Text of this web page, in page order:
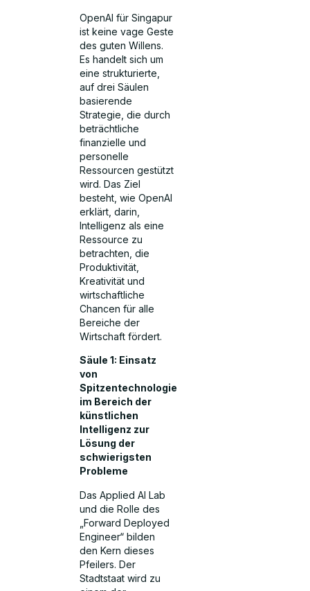
OpenAI für Singapur
ist keine vage Geste
des guten Willens.
Es handelt sich um
eine strukturierte,
auf drei Säulen
basierende
Strategie, die durch
beträchtliche
finanzielle und
personelle
Ressourcen gestützt
wird. Das Ziel
besteht, wie OpenAI
erklärt, darin,
Intelligenz als eine
Ressource zu
betrachten, die
Produktivität,
Kreativität und
wirtschaftliche
Chancen für alle
Bereiche der
Wirtschaft fördert.
Säule 1: Einsatz
von
Spitzentechnologie
im Bereich der
künstlichen
Intelligenz zur
Lösung der
schwierigsten
Probleme
Das Applied AI Lab
und die Rolle des
„Forward Deployed
Engineer“ bilden
den Kern dieses
Pfeilers. Der
Stadtstaat wird zu